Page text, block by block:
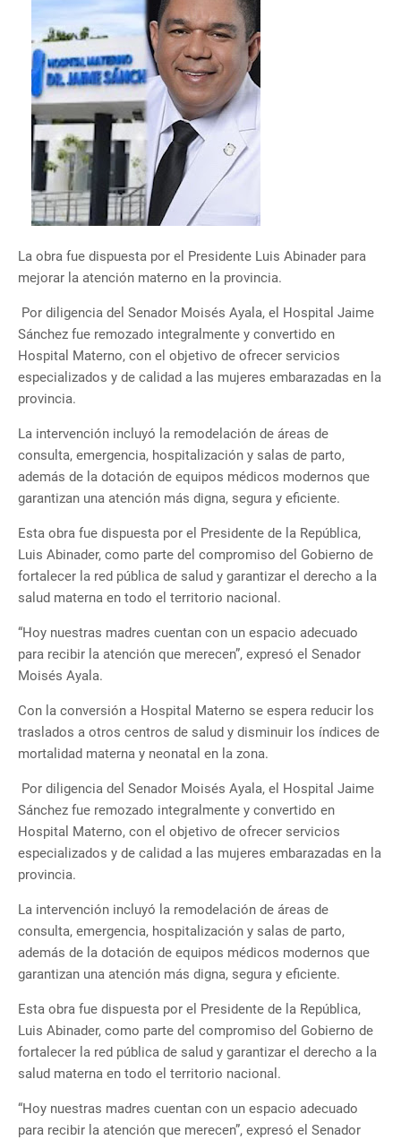
La obra fue dispuesta por el Presidente Luis Abinader para
mejorar la atención materno en la provincia.
Por diligencia del Senador Moisés Ayala, el Hospital Jaime
Sánchez fue remozado integralmente y convertido en
Hospital Materno, con el objetivo de ofrecer servicios
especializados y de calidad a las mujeres embarazadas en la
provincia.
La intervención incluyó la remodelación de áreas de
consulta, emergencia, hospitalización y salas de parto,
además de la dotación de equipos médicos modernos que
garantizan una atención más digna, segura y eficiente.
Esta obra fue dispuesta por el Presidente de la República,
Luis Abinader, como parte del compromiso del Gobierno de
fortalecer la red pública de salud y garantizar el derecho a la
salud materna en todo el territorio nacional.
“Hoy nuestras madres cuentan con un espacio adecuado
para recibir la atención que merecen”, expresó el Senador
Moisés Ayala.
Con la conversión a Hospital Materno se espera reducir los
traslados a otros centros de salud y disminuir los índices de
mortalidad materna y neonatal en la zona.
Por diligencia del Senador Moisés Ayala, el Hospital Jaime
Sánchez fue remozado integralmente y convertido en
Hospital Materno, con el objetivo de ofrecer servicios
especializados y de calidad a las mujeres embarazadas en la
provincia.
La intervención incluyó la remodelación de áreas de
consulta, emergencia, hospitalización y salas de parto,
además de la dotación de equipos médicos modernos que
garantizan una atención más digna, segura y eficiente.
Esta obra fue dispuesta por el Presidente de la República,
Luis Abinader, como parte del compromiso del Gobierno de
fortalecer la red pública de salud y garantizar el derecho a la
salud materna en todo el territorio nacional.
“Hoy nuestras madres cuentan con un espacio adecuado
para recibir la atención que merecen”, expresó el Senador